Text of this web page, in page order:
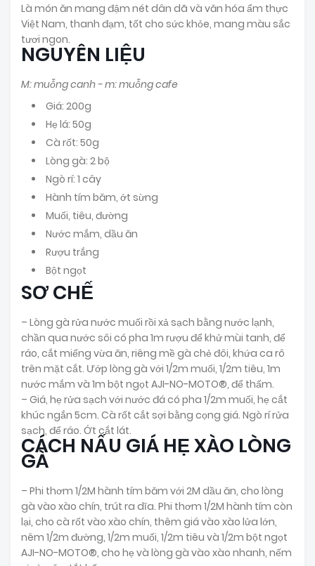
Là món ăn mang đậm nét dân dã và văn hóa ẩm thực
Việt Nam, thanh đạm, tốt cho sức khỏe, mang màu sắc
tươi ngon.
NGUYÊN LIỆU
M: muỗng canh - m: muỗng cafe
Giá: 200g
Hẹ lá: 50g
Cà rốt: 50g
Lòng gà: 2 bộ
Ngò rí: 1 cây
Hành tím băm, ớt sừng
Muối, tiêu, đường
Nước mắm, dầu ăn
Rượu trắng
Bột ngọt
SƠ CHẾ
– Lòng gà rửa nước muối rồi xả sạch bằng nước lạnh,
chần qua nước sôi có pha 1m rượu để khử mùi tanh, để
ráo, cắt miếng vừa ăn, riêng mề gà chẻ đôi, khứa ca rô
trên mặt cắt. Ướp lòng gà với 1/2m muối, 1/2m tiêu, 1m
nước mắm và 1m bột ngọt AJI-NO-MOTO®, để thấm.
– Giá, hẹ rửa sạch với nước đá có pha 1/2m muối, hẹ cắt
khúc ngắn 5cm. Cà rốt cắt sợi bằng cọng giá. Ngò rí rửa
sạch, để ráo. Ớt cắt lát.
CÁCH NẤU GIÁ HẸ XÀO LÒNG
GÀ
– Phi thơm 1/2M hành tím băm với 2M dầu ăn, cho lòng
gà vào xào chín, trút ra dĩa. Phi thơm 1/2M hành tím còn
lại, cho cà rốt vào xào chín, thêm giá vào xào lửa lớn,
nêm 1/2m đường, 1/2m muối, 1/2m tiêu và 1/2m bột ngọt
AJI-NO-MOTO®, cho hẹ và lòng gà vào xào nhanh, nếm